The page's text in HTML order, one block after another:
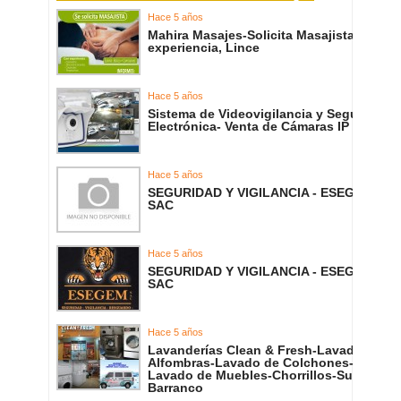
Hace 5 años
Mahira Masajes-Solicita Masajista con
experiencia, Lince
Hace 5 años
Sistema de Videovigilancia y Seguridad
Electrónica- Venta de Cámaras IP
Hace 5 años
SEGURIDAD Y VIGILANCIA - ESEGEM
SAC
Hace 5 años
SEGURIDAD Y VIGILANCIA - ESEGEM
SAC
Hace 5 años
Lavanderías Clean & Fresh-Lavado de
Alfombras-Lavado de Colchones-
Lavado de Muebles-Chorrillos-Surco-
Barranco